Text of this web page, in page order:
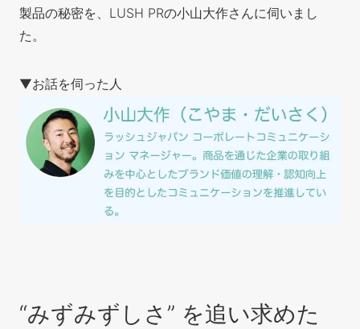
製品の秘密を、LUSH PRの小山大作さんに伺いまし
た。
▼お話を伺った人
“みずみずしさ” を追い求めた